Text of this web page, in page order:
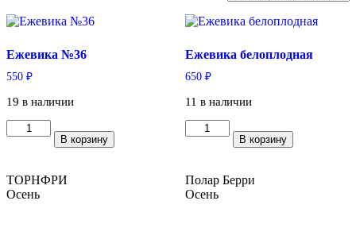
Ежевика №36
550 ₽
19 в наличии
Количество
товара
В корзину
ТОРНФРИ
Осень
Ежевика белоплодная
650 ₽
11 в наличии
Количество
товара
В корзину
Полар Берри
Осень